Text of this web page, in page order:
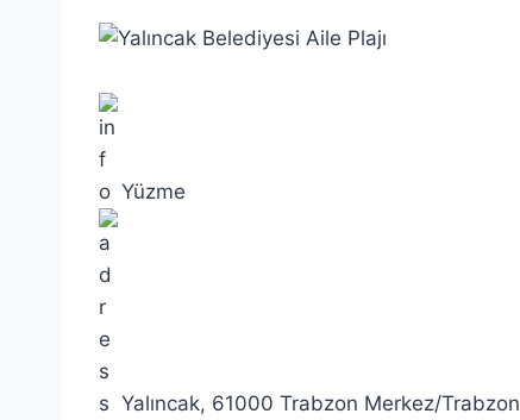
Yüzme
Yalıncak, 61000 Trabzon Merkez/Trabzon